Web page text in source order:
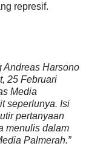
represif.
Andreas Harsono
25 Februari
Media
seperlunya. Isi
pertanyaan
menulis dalam
Palmerah.”